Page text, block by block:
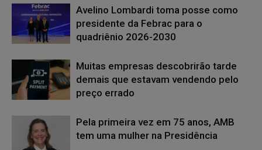
Avelino Lombardi toma posse como
presidente da Febrac para o
quadriênio 2026-2030
Muitas empresas descobrirão tarde
demais que estavam vendendo pelo
preço errado
Pela primeira vez em 75 anos, AMB
tem uma mulher na Presidência